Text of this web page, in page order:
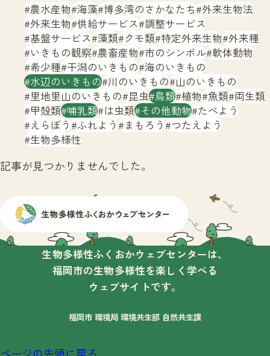
文字サイズ 小 中 大
生物多様性ふくおかウェブセンターとは
サイトマップ
農水産物 海藻 博多湾のさかなたち 外来生物法
外来生物 供給サービス 調整サービス
基盤サービス 藻類 クモ類 特定外来生物 外来種
いきもの観察 農畜産物 市のシンボル 軟体動物
希少種 干潟のいきもの 海のいきもの
水辺のいきもの 川のいきもの 山のいきもの
里地里山のいきもの 昆虫 鳥類 植物 魚類 両生類
甲殻類 哺乳類 は虫類 その他動物 たべよう
えらぼう ふれよう まもろう つたえよう
生物多様性
記事が見つかりませんでした。
生物多様性ふくおかウェブセンターは、
福岡市の生物多様性を楽しく学べる
ウェブサイトです。
福岡市 環境局 環境共生部 自然共生課